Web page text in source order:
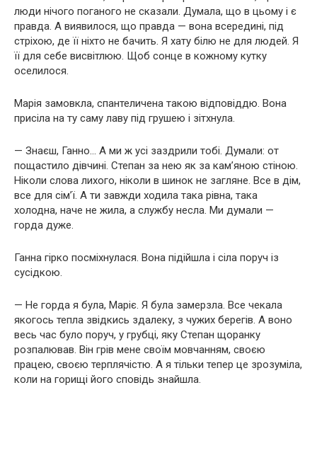
люди нічого поганого не сказали. Думала, що в цьому і є
правда. А виявилося, що правда — вона всередині, під
стріхою, де її ніхто не бачить. Я хату білю не для людей. Я
її для себе висвітлюю. Щоб сонце в кожному кутку
оселилося.
Марія замовкла, спантеличена такою відповіддю. Вона
присіла на ту саму лаву під грушею і зітхнула.
— Знаєш, Ганно… А ми ж усі заздрили тобі. Думали: от
пощастило дівчині. Степан за нею як за кам’яною стіною.
Ніколи слова лихого, ніколи в шинок не загляне. Все в дім,
все для сім’ї. А ти завжди ходила така рівна, така
холодна, наче не жила, а службу несла. Ми думали —
горда дуже.
Ганна гірко посміхнулася. Вона підійшла і сіла поруч із
сусідкою.
— Не горда я була, Маріє. Я була замерзла. Все чекала
якогось тепла звідкись здалеку, з чужих берегів. А воно
весь час було поруч, у грубці, яку Степан щоранку
розпалював. Він грів мене своїм мовчанням, своєю
працею, своєю терплячістю. А я тільки тепер це зрозуміла,
коли на горищі його сповідь знайшла.